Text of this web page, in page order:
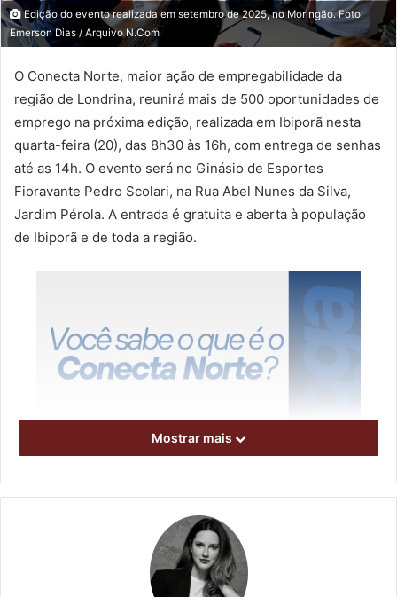
Edição do evento realizada em setembro de 2025, no Moringão. Foto:
Emerson Dias / Arquivo N.Com
O Conecta Norte, maior ação de empregabilidade da
região de Londrina, reunirá mais de 500 oportunidades de
emprego na próxima edição, realizada em Ibiporã nesta
quarta-feira (20), das 8h30 às 16h, com entrega de senhas
até as 14h. O evento será no Ginásio de Esportes
Fioravante Pedro Scolari, na Rua Abel Nunes da Silva,
Jardim Pérola. A entrada é gratuita e aberta à população
de Ibiporã e de toda a região.
Mostrar mais